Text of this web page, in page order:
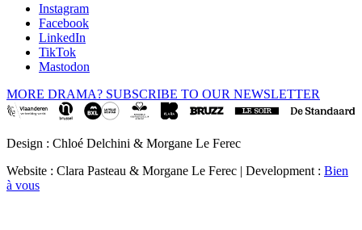
Instagram
Facebook
LinkedIn
TikTok
Mastodon
MORE DRAMA? SUBSCRIBE TO OUR NEWSLETTER
Design : Chloé Delchini & Morgane Le Ferec
Website : Clara Pasteau & Morgane Le Ferec | Development : Bien
à vous